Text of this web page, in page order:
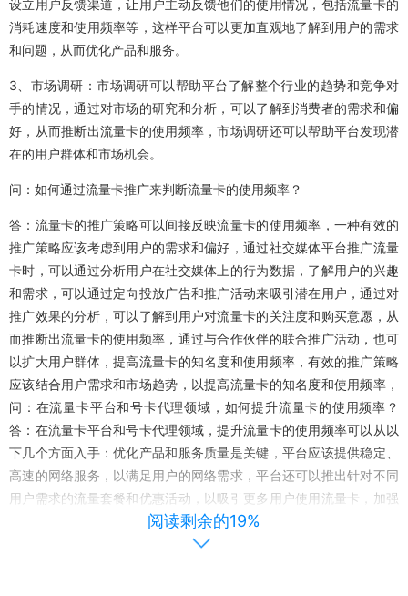
设立用户反馈渠道，让用户主动反馈他们的使用情况，包括流量卡的
消耗速度和使用频率等，这样平台可以更加直观地了解到用户的需求
和问题，从而优化产品和服务。
3、市场调研：市场调研可以帮助平台了解整个行业的趋势和竞争对
手的情况，通过对市场的研究和分析，可以了解到消费者的需求和偏
好，从而推断出流量卡的使用频率，市场调研还可以帮助平台发现潜
在的用户群体和市场机会。
问：如何通过流量卡推广来判断流量卡的使用频率？
答：流量卡的推广策略可以间接反映流量卡的使用频率，一种有效的
推广策略应该考虑到用户的需求和偏好，通过社交媒体平台推广流量
卡时，可以通过分析用户在社交媒体上的行为数据，了解用户的兴趣
和需求，可以通过定向投放广告和推广活动来吸引潜在用户，通过对
推广效果的分析，可以了解到用户对流量卡的关注度和购买意愿，从
而推断出流量卡的使用频率，通过与合作伙伴的联合推广活动，也可
以扩大用户群体，提高流量卡的知名度和使用频率，有效的推广策略
应该结合用户需求和市场趋势，以提高流量卡的知名度和使用频率，
问：在流量卡平台和号卡代理领域，如何提升流量卡的使用频率？
答：在流量卡平台和号卡代理领域，提升流量卡的使用频率可以从以
下几个方面入手：优化产品和服务质量是关键，平台应该提供稳定、
高速的网络服务，以满足用户的网络需求，平台还可以推出针对不同
用户需求的流量套餐和优惠活动，以吸引更多用户使用流量卡，加强
用户粘性也是重要的手段之一，平台可以通过推出积分制度、会员制
度等机制来鼓励用户长期使用流量卡，建立完善的客服体系也是提升
阅读剩余的19%